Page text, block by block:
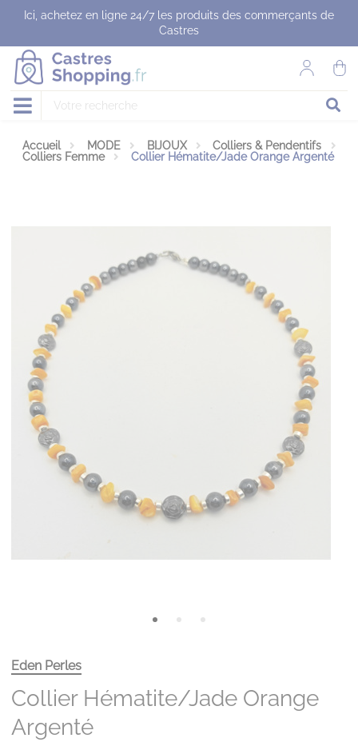
Ici, achetez en ligne 24/7 les produits des commerçants de
Castres
Accueil MODE BIJOUX
Colliers & Pendentifs
Colliers Femme
Collier Hématite/Jade Orange Argenté
Eden Perles
Collier Hématite/jade Orange
Argenté
Panneau de gestion des cookies